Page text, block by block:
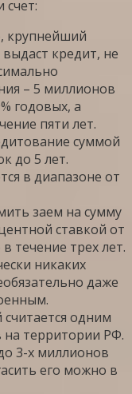
счет:
крупнейший
кредит, не
– 5 миллионов
годовых, а
пяти лет.
суммой
до 5 лет.
в диапазоне от
заем на сумму
ставкой от
течение трех лет.
никаких
даже
одним
на территории РФ.
3-х миллионов
его можно в